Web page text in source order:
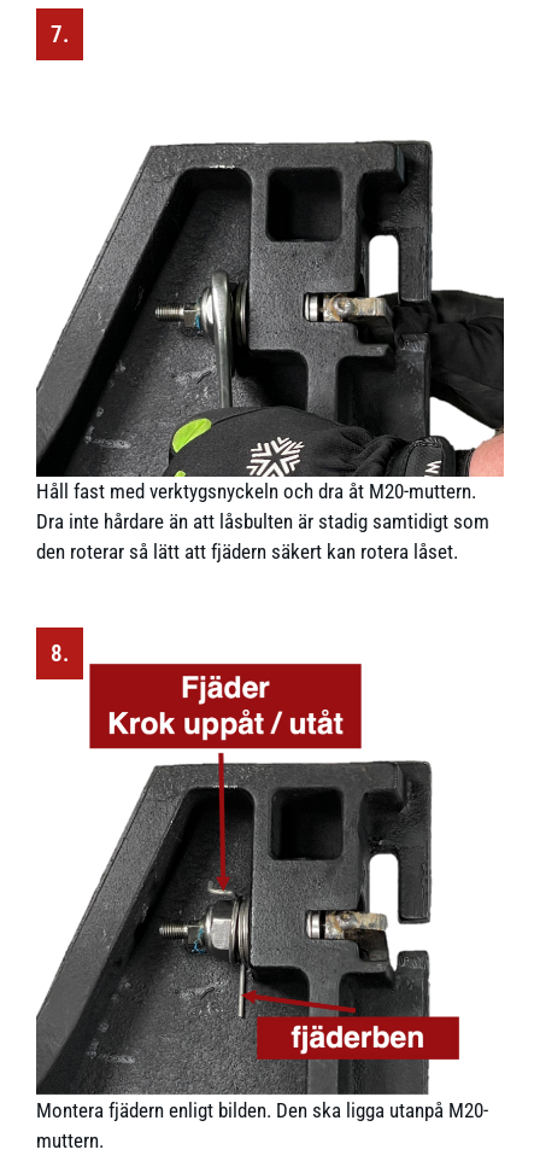
7.
Håll fast med verktygsnyckeln och dra åt M20-muttern.
Dra inte hårdare än att låsbulten är stadig samtidigt som
den roterar så lätt att fjädern säkert kan rotera låset.
8.
Montera fjädern enligt bilden. Den ska ligga utanpå M20-
muttern.